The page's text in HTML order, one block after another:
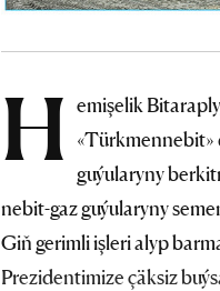
H emişelik
«Türkmennebit»
guýularyny
nebit-gaz guýularyny
Giň gerimli işleri alyp
Prezidentimize çäksiz